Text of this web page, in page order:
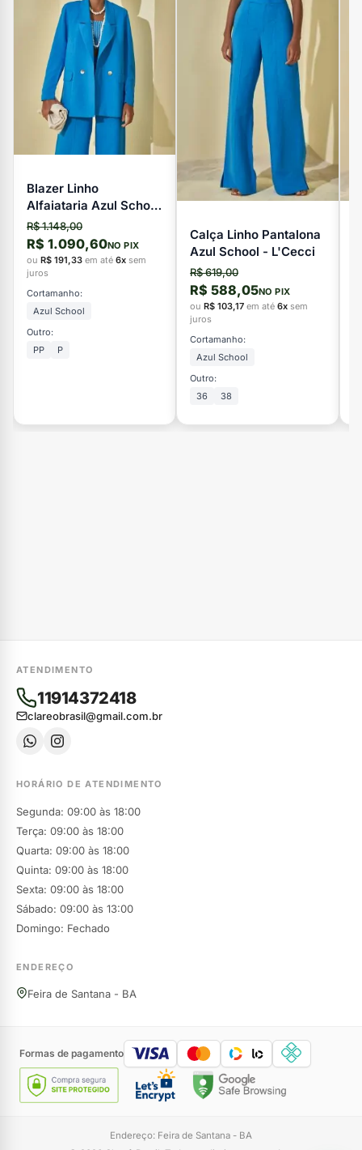
Blazer Linho
Alfaiataria Azul School
- L'Cecci
R$ 1.148,00
R$ 1.090,60NO PIX
ou R$ 191,33 em até 6x sem
juros
Cortamanho:
Azul School
Outro:
PP
P
Calça Linho Pantalona
Azul School - L'Cecci
R$ 619,00
R$ 588,05NO PIX
ou R$ 103,17 em até 6x sem
juros
Cortamanho:
Azul School
Outro:
36
38
ATENDIMENTO
11914372418
clareobrasil@gmail.com.br
HORÁRIO DE ATENDIMENTO
Segunda: 09:00 às 18:00
Terça: 09:00 às 18:00
Quarta: 09:00 às 18:00
Quinta: 09:00 às 18:00
Sexta: 09:00 às 18:00
Sábado: 09:00 às 13:00
Domingo: Fechado
ENDEREÇO
Feira de Santana - BA
Formas de pagamento
Endereço: Feira de Santana - BA